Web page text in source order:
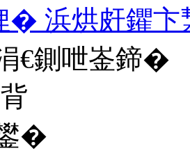
� 浜烘皯鑺
€鍘呭崟鍗�
�